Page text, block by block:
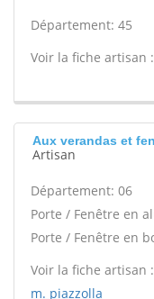
Département: 45
Voir la fiche artisan :
Aux verandas et
Artisan
Département: 06
Porte / Fenêtre en
Porte / Fenêtre en
Voir la fiche artisan :
m. piazzolla